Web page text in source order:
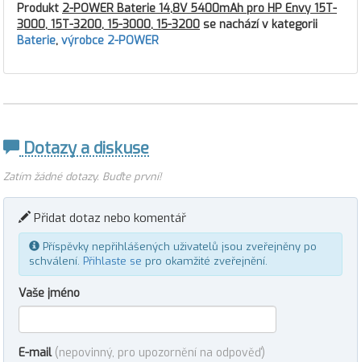
Produkt 2-POWER Baterie 14,8V 5400mAh pro HP Envy 15T-
3000, 15T-3200, 15-3000, 15-3200 se nachází v kategorii
Baterie, výrobce 2-POWER
Dotazy a diskuse
Zatím žádné dotazy. Buďte první!
Přidat dotaz nebo komentář
Příspěvky nepřihlášených uživatelů jsou zveřejněny po
schválení. Přihlaste se pro okamžité zveřejnění.
Vaše jméno
E-mail (nepovinný, pro upozornění na odpověď)